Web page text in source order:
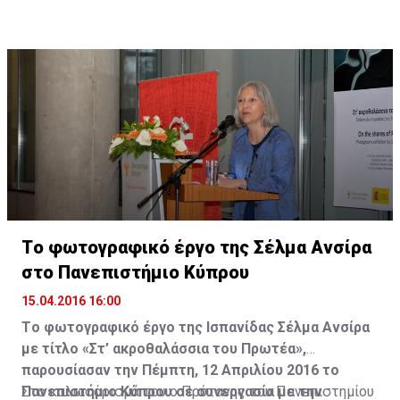
Tο φωτογραφικό έργο της Σέλμα Ανσίρα
στο Πανεπιστήμιο Κύπρου
15.04.2016 16:00
Tο φωτογραφικό έργο της Ισπανίδας Σέλμα Ανσίρα
με τίτλο «Στ’ ακροθαλάσσια του Πρωτέα»,
παρουσίασαν την Πέμπτη, 12 Απριλίου 2016 το
Πανεπιστήμιο Κύπρου σε συνεργασία με την
Στο καλωσόρισμά του ο Πρύτανης του Πανεπιστημίου